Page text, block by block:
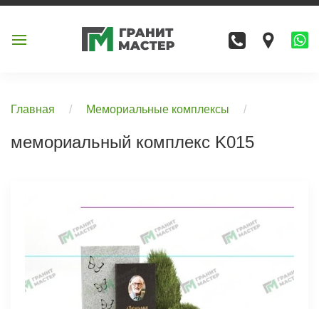
Главная Мемориальные комплексы
мемориальный комплекс K015